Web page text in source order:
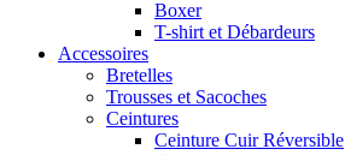
Boxer
T-shirt et Débardeurs
Accessoires
Bretelles
Trousses et Sacoches
Ceintures
Ceinture Cuir Réversible